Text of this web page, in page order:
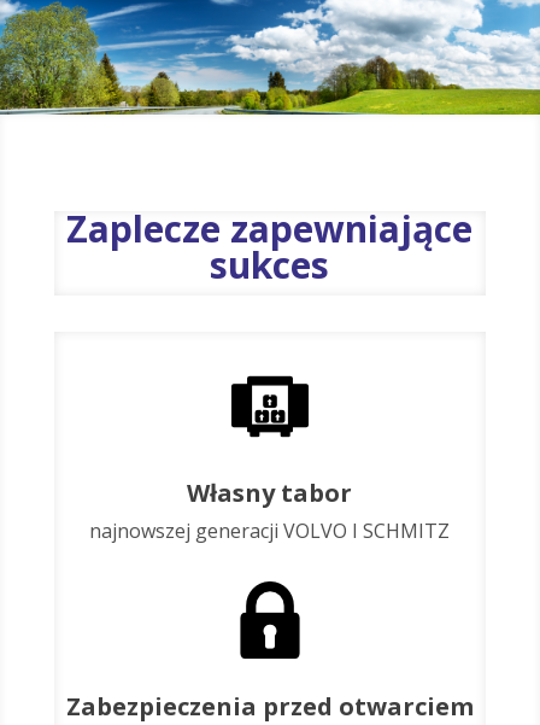
Zaplecze zapewniające
sukces
Własny tabor
najnowszej generacji VOLVO I SCHMITZ
Zabezpieczenia przed otwarciem